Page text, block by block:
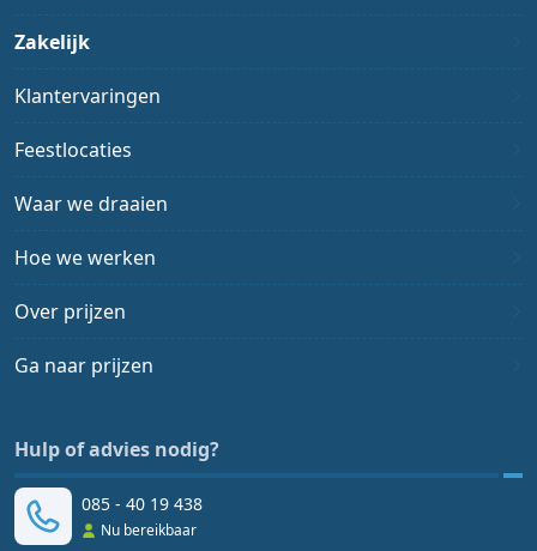
Zakelijk
Klantervaringen
Feestlocaties
Waar we draaien
Hoe we werken
Over prijzen
Ga naar prijzen
Hulp of advies nodig?
085 - 40 19 438
Nu bereikbaar